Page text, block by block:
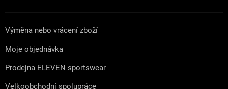
Výměna nebo vrácení zboží
Moje objednávka
Prodejna ELEVEN sportswear
Velkoobchodní spolupráce